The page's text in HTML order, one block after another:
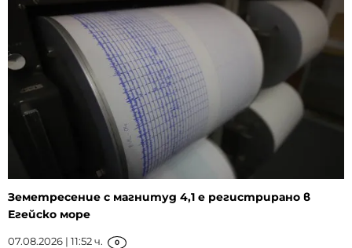
Земетресение с магнитуд 4,1 е регистрирано в
Егейско море
07.08.2026 | 11:52 ч. 0